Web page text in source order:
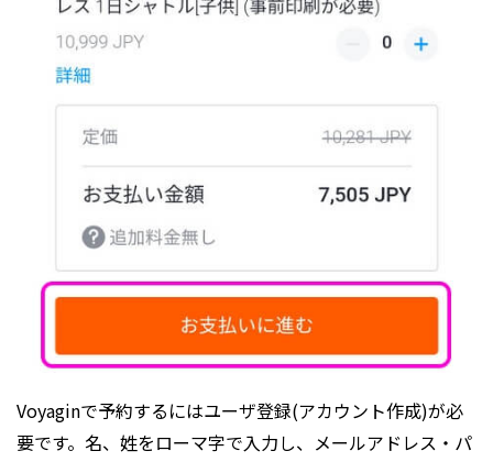
Voyaginで予約するにはユーザ登録(アカウント作成)が必
要です。名、姓をローマ字で入力し、メールアドレス・パ